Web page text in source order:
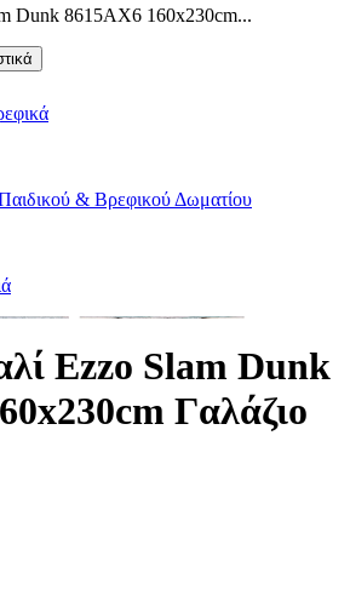
Dunk 8615AX6 160x230cm...
& Βρεφικού Δωματίου
Ezzo Slam Dunk
Γαλάζιο